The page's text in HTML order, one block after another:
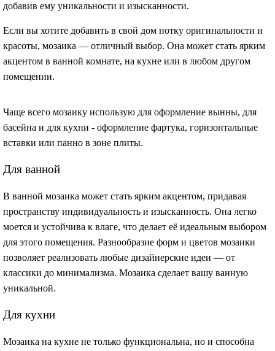
добавив ему уникальности и изысканности.
Если вы хотите добавить в свой дом нотку оригинальности и
красоты, мозаика — отличный выбор. Она может стать ярким
акцентом в ванной комнате, на кухне или в любом другом
помещении.
Чаще всего мозаику использую для оформление вынны, для
басейна и для кухни - оформление фартука, горизонтальные
вставки или панно в зоне плиты.
Для ванной
В ванной мозаика может стать ярким акцентом, придавая
пространству индивидуальность и изысканность. Она легко
моется и устойчива к влаге, что делает её идеальным выбором
для этого помещения. Разнообразие форм и цветов мозаики
позволяет реализовать любые дизайнерские идеи — от
классики до минимализма. Мозаика сделает вашу ванную
уникальной.
Для кухни
Мозаика на кухне не только функциональна, но и способна